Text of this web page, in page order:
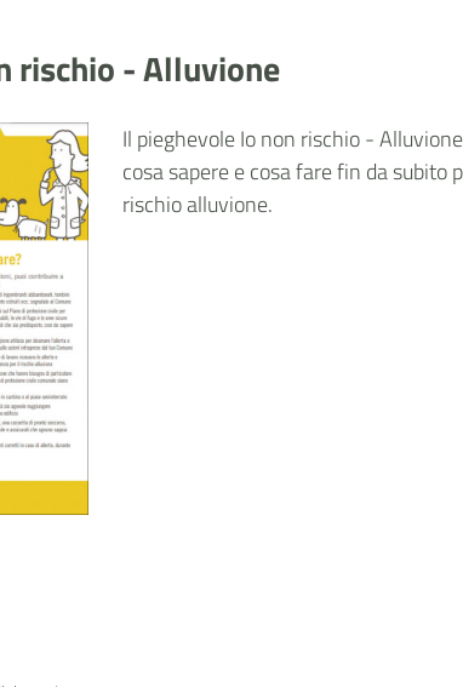
rischio - Alluvione
Il pieghevole Io non rischio -
cosa sapere e cosa fare fin da subito
rischio alluvione.